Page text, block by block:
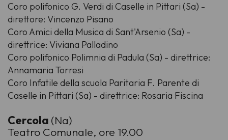
Coro polifonico G. Verdi di Caselle in Pittari (Sa) -
direttore: Vincenzo Pisano
Coro Amici della Musica di Sant'Arsenio (Sa) -
direttrice: Viviana Palladino
Coro polifonico Polimnia di Padula (Sa) - direttrice:
Annamaria Torresi
Coro Infatile della scuola Paritaria F. Parente di
Caselle in Pittari (Sa) - direttrice: Rosaria Fiscina
Cercola (Na)
Teatro Comunale, ore 19.00